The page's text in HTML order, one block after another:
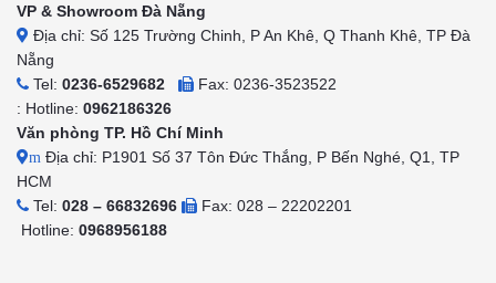
VP & Showroom Đà Nẵng
Địa chỉ: Số 125 Trường Chinh, P An Khê, Q Thanh Khê, TP Đà
Nẵng
Tel: 0236-6529682
Fax: 0236-3523522
: Hotline: 0962186326
Văn phòng TP. Hồ Chí Minh
m Địa chỉ: P1901 Số 37 Tôn Đức Thắng, P Bến Nghé, Q1, TP
HCM
Tel: 028 – 66832696
Fax: 028 – 22202201
Hotline: 0968956188